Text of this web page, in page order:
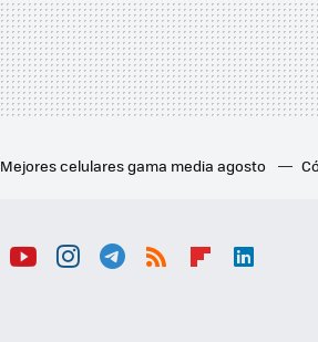
Mejores celulares gama media agosto